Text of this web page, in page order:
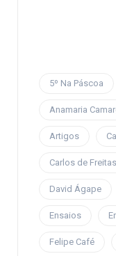
5º Na Páscoa
Anamaria
Artigos
Carlos de Freitas
David Ágape
Ensaios
Felipe Café